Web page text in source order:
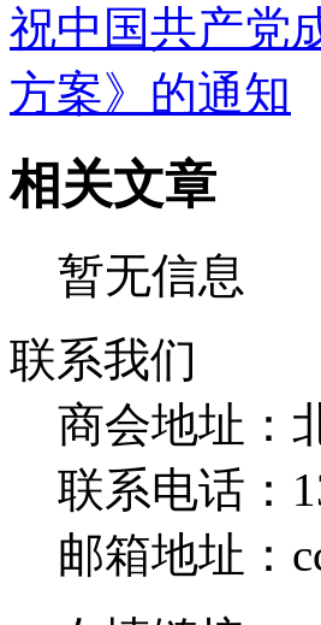
祝中国共产党
方案》的通知
相关文章
暂无信息
联系我们
商会地址：
联系电话：
邮箱地址：